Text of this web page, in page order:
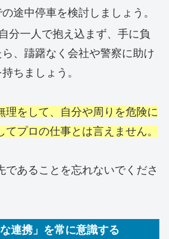
途中停車を検討しましょう。
自分一人で抱え込まず、手に負
、躊躇なく会社や警察に助け
ちましょう。
理をして、自分や周りを危険に
てプロの仕事とは言えません。
であることを忘れないでくださ
連携」を常に意識する